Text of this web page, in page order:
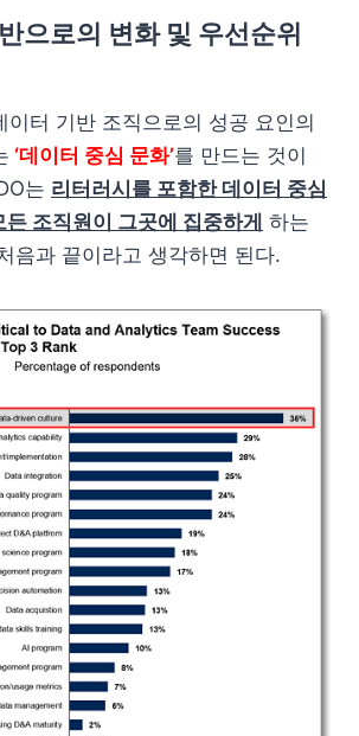
으로의 변화 및 우선순위
이터 기반 조직으로의 성공 요인의
‘데이터 중심 문화’를 만드는 것이
는 리터러시를 포함한 데이터 중심
조직원이 그곳에 집중하게 하는
음과 끝이라고 생각하면 된다.